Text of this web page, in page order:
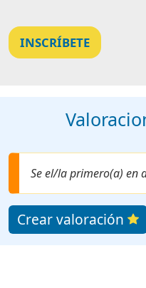
INSCRÍBETE
Se el/la primero(a) en
Crear valoración